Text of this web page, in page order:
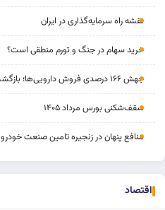
نقشه راه سرمایه‌گذاری در ایران
خرید سهام در جنگ و تورم منطقی است؟
جهش ۱۶۶ درصدی فروش دارویی‌ها؛ بازگشت سودآوری به صنعت درمان
سقف‌شکنی بورس مرداد ۱۴۰۵
منافع پنهان در زنجیره تامین صنعت خودرو
اقتصاد